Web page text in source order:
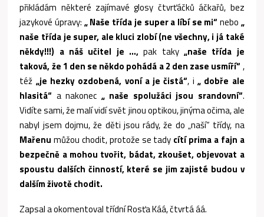
přikládám některé zajímavé glosy čtvrťáčků áčkařů, bez
jazykové úpravy: „ Naše třída je super a líbí se mi“ nebo „
naše třída je super, ale kluci zlobí (ne všechny, i já také
někdy!!!) a náš učitel je …,pak taky „naše třída je
taková, že 1 den se někdo pohádá a 2 den zase usmíří“ ,
též „je hezky ozdobená, voní a je čistá“, i„ dobře ale
hlasitá“ a nakonec „ naše spolužáci jsou srandovní“.
Vidíte sami, že malí vidí svět jinou optikou, jinýma očima, ale
nabyl jsem dojmu, že děti jsou rády, že do „naší“ třídy, na
Mařenumůžou chodit, protože se tady cítí prima a fajn a
bezpečně a mohou tvořit, bádat, zkoušet, objevovat a
spoustu dalších činností, které se jim zajisté budou v
dalším životě chodit.
Zapsal a okomentoval třídní Rosťa Káá, čtvrtá áá.